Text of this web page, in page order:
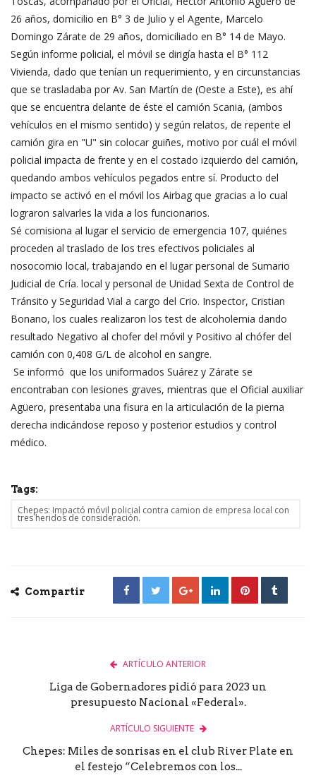
26 años, domicilio en B° 3 de Julio y el Agente, Marcelo
Domingo Zárate de 29 años, domiciliado en B° 14 de Mayo.
Según informe policial, el móvil se dirigía hasta el B° 112
Vivienda, dado que tenían un requerimiento, y en circunstancias
que se trasladaba por Av. San Martín de (Oeste a Este), es ahí
que se encuentra delante de éste el camión Scania, (ambos
vehículos en el mismo sentido) y según relatos, de repente el
camión gira en "U" sin colocar guiñes, motivo por cuál el móvil
policial impacta de frente y en el costado izquierdo del camión,
quedando ambos vehículos pegados entre sí. Producto del
impacto se activó en el móvil los Airbag que gracias a lo cual
lograron salvarles la vida a los funcionarios.
Sé comisiona al lugar el servicio de emergencia 107, quiénes
proceden al traslado de los tres efectivos policiales al
nosocomio local, trabajando en el lugar personal de Sumario
Judicial de Cría. local y personal de Unidad Sexta de Control de
Tránsito y Seguridad Vial a cargo del Crio. Inspector, Cristian
Bonano, los cuales realizaron los test de alcoholemia dando
resultado Negativo al chofer del móvil y Positivo al chófer del
camión con 0,408 G/L de alcohol en sangre.
Se informó que los uniformados Suárez y Zárate se
encontraban con lesiones graves, mientras que el Oficial auxiliar
Agüero, presentaba una fisura en la articulación de la pierna
derecha indicándose reposo y posterior estudios y control
médico.
Tags:
Chepes: Impactó móvil policial contra camion de empresa local con
tres heridos de consideración.
Compartir
ARTÍCULO ANTERIOR
Liga de Gobernadores pidió para 2023 un
presupuesto Nacional «Federal».
ARTÍCULO SIGUIENTE
Chepes: Miles de sonrisas en el club River Plate en
el festejo “Celebremos con los...